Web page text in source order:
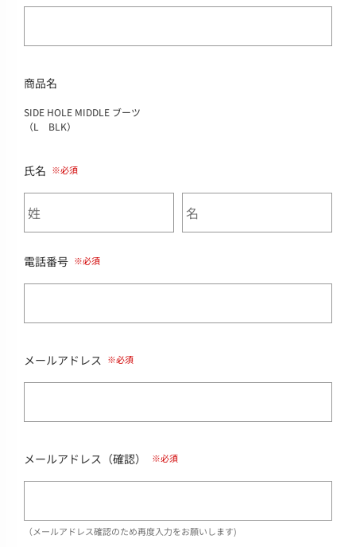
商品名
SIDE HOLE MIDDLE ブーツ
（L BLK）
氏名
電話番号
メールアドレス
メールアドレス（確認）
（メールアドレス確認のため再度入力をお願いします)